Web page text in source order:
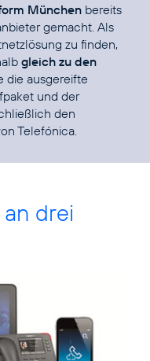
München bereits
gemacht. Als
zu finden,
gleich zu den
die ausgereifte
und der
den
Telefónica.
drei